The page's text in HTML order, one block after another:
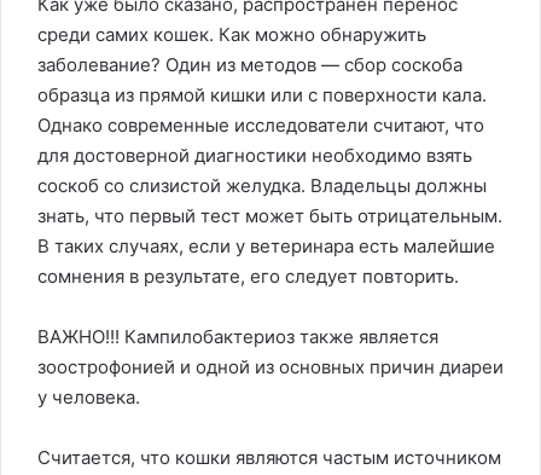
Как уже было сказано, распространен перенос
среди самих кошек. Как можно обнаружить
заболевание? Один из методов — сбор соскоба
образца из прямой кишки или с поверхности кала.
Однако современные исследователи считают, что
для достоверной диагностики необходимо взять
соскоб со слизистой желудка. Владельцы должны
знать, что первый тест может быть отрицательным.
В таких случаях, если у ветеринара есть малейшие
сомнения в результате, его следует повторить.
ВАЖНО!!! Кампилобактериоз также является
зоострофонией и одной из основных причин диареи
у человека.
Считается, что кошки являются частым источником